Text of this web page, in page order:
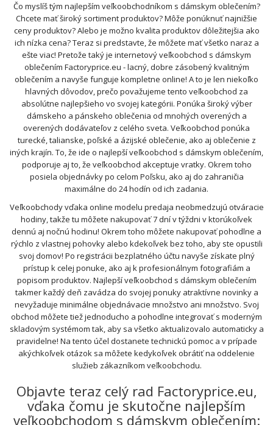
Čo myslíš tým najlepším veľkoobchodníkom s dámskym oblečením?
Chcete mať široký sortiment produktov? Môže ponúknuť najnižšie
ceny produktov? Alebo je možno kvalita produktov dôležitejšia ako
ich nízka cena? Teraz si predstavte, že môžete mať všetko naraz a
ešte viac! Pretože taký je internetový veľkoobchod s dámskym
oblečením Factoryprice.eu - lacný, dobre zásobený kvalitným
oblečením a navyše funguje kompletne online! A to je len niekoľko
hlavných dôvodov, prečo považujeme tento veľkoobchod za
absolútne najlepšieho vo svojej kategórii. Ponúka široký výber
dámskeho a pánskeho oblečenia od mnohých overených a
overených dodávateľov z celého sveta. Veľkoobchod ponúka
turecké, talianske, poľské a ázijské oblečenie, ako aj oblečenie z
iných krajín. To, že ide o najlepší veľkoobchod s dámskym oblečením,
podporuje aj to, že veľkoobchod akceptuje vratky. Okrem toho
posiela objednávky po celom Poľsku, ako aj do zahraničia
maximálne do 24 hodín od ich zadania.
Veľkoobchody vďaka online modelu predaja neobmedzujú otváracie
hodiny, takže tu môžete nakupovať 7 dní v týždni v ktorúkoľvek
dennú aj nočnú hodinu! Okrem toho môžete nakupovať pohodlne a
rýchlo z vlastnej pohovky alebo kdekoľvek bez toho, aby ste opustili
svoj domov! Po registrácii bezplatného účtu navyše získate plný
prístup k celej ponuke, ako aj k profesionálnym fotografiám a
popisom produktov. Najlepší veľkoobchod s dámskym oblečením
takmer každý deň zavádza do svojej ponuky atraktívne novinky a
nevyžaduje minimálne objednávacie množstvo ani množstvo. Svoj
obchod môžete tiež jednoducho a pohodlne integrovať s moderným
skladovým systémom tak, aby sa všetko aktualizovalo automaticky a
pravidelne! Na tento účel dostanete technickú pomoc a v prípade
akýchkoľvek otázok sa môžete kedykoľvek obrátiť na oddelenie
služieb zákazníkom veľkoobchodu.
Objavte teraz celý rad Factoryprice.eu,
vďaka čomu je skutočne najlepším
veľkoobchodom s dámskym oblečením: